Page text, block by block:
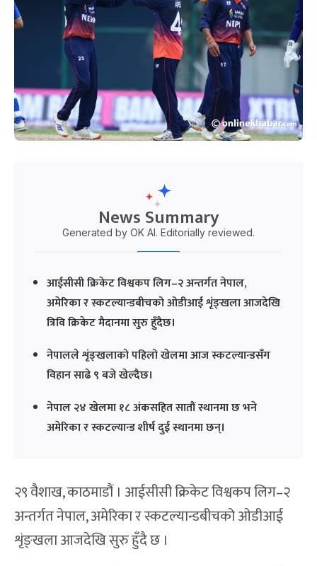
News Summary
Generated by OK AI. Editorially reviewed.
आईसीसी क्रिकेट विश्वकप लिग–२ अन्तर्गत नेपाल,
अमेरिका र स्कटल्यान्डबीचको ओडीआई शृंङ्खला आजदेखि
त्रिवि क्रिकेट मैदानमा सुरु हुँदैछ।
नेपालले शृंङ्खलाको पहिलो खेलमा आज स्कटल्यान्डसँग
विहान साढे ९ बजे खेल्दैछ।
नेपाल २४ खेलमा १८ अंकसहित सातौं स्थानमा छ भने
अमेरिका र स्कटल्यान्ड शीर्ष दुई स्थानमा छन्।
२९ वैशाख, काठमाडौं । आईसीसी क्रिकेट विश्वकप लिग–२
अन्तर्गत नेपाल, अमेरिका र स्कटल्यान्डबीचको ओडीआई
शृंङ्खला आजदेखि सुरु हुँदै छ ।